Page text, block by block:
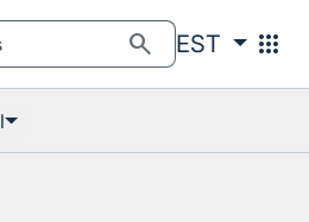
search EST apps